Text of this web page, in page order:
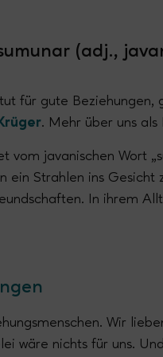
(adj.,
für gute Beziehungen,
. Mehr über uns als
vom javanischen Wort
ein Strahlen ins Gesicht
In ihrem
Wir
wäre nichts für uns.